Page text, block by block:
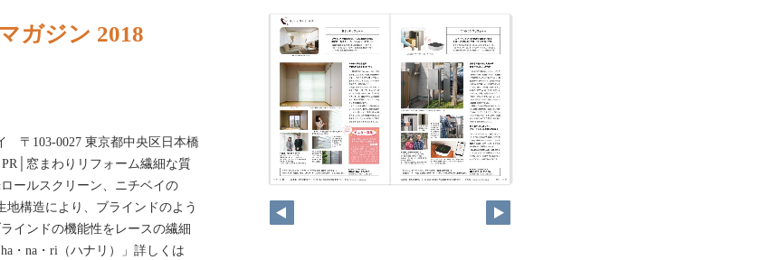
ガジン 2018
〒103-0027 東京都中央区日本橋
窓まわりリフォーム繊細な質
ールスクリーン、ニチベイの
地構造により、ブラインドのよう
インドの機能性をレースの繊細
・na・ri（ハナリ）」詳しくは